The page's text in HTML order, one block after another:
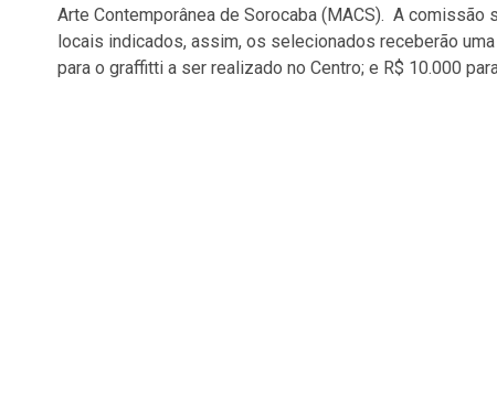
Arte Contemporânea de Sorocaba (MACS). A
locais indicados, assim, os selecionados receberão
para o graffitti a ser realizado no Centro; e R$ 10.000